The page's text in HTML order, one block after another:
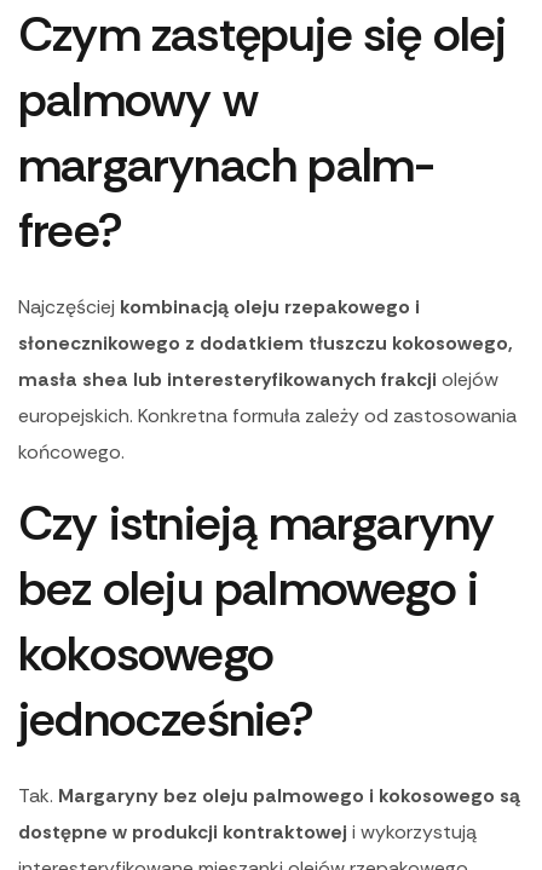
Czym zastępuje się olej
palmowy w
margarynach palm-
free?
Najczęściej kombinacją oleju rzepakowego i
słonecznikowego z dodatkiem tłuszczu kokosowego,
masła shea lub interesteryfikowanych frakcji olejów
europejskich. Konkretna formuła zależy od zastosowania
końcowego.
Czy istnieją margaryny
bez oleju palmowego i
kokosowego
jednocześnie?
Tak. Margaryny bez oleju palmowego i kokosowego są
dostępne w produkcji kontraktowej i wykorzystują